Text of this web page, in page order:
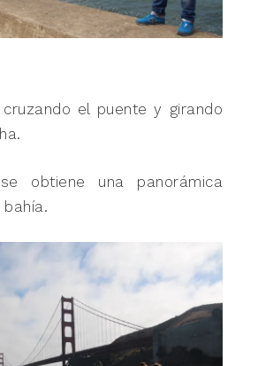
el puente y girando
obtiene una panorámica